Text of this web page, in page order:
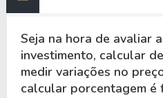
Seja na hora de avaliar
investimento, calcular
medir variações no
calcular porcentagem é